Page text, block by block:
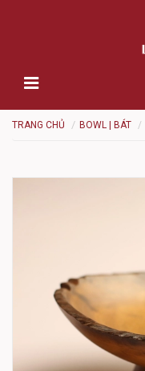
TRANG CHỦ BOWL | BÁT